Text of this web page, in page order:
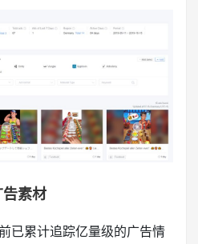
素材
已累计追踪亿量级的广告情